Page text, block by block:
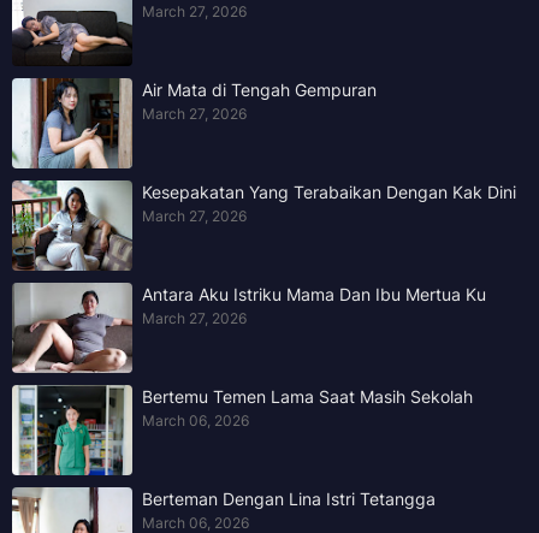
March 27, 2026
Air Mata di Tengah Gempuran
March 27, 2026
Kesepakatan Yang Terabaikan Dengan Kak Dini
March 27, 2026
Antara Aku Istriku Mama Dan Ibu Mertua Ku
March 27, 2026
Bertemu Temen Lama Saat Masih Sekolah
March 06, 2026
Berteman Dengan Lina Istri Tetangga
March 06, 2026